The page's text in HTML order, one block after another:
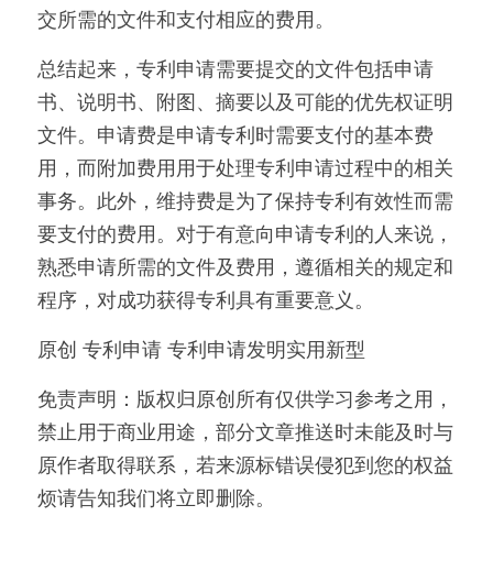
交所需的文件和支付相应的费用。
总结起来，专利申请需要提交的文件包括申请
书、说明书、附图、摘要以及可能的优先权证明
文件。申请费是申请专利时需要支付的基本费
用，而附加费用用于处理专利申请过程中的相关
事务。此外，维持费是为了保持专利有效性而需
要支付的费用。对于有意向申请专利的人来说，
熟悉申请所需的文件及费用，遵循相关的规定和
程序，对成功获得专利具有重要意义。
原创 专利申请 专利申请发明实用新型
免责声明：版权归原创所有仅供学习参考之用，
禁止用于商业用途，部分文章推送时未能及时与
原作者取得联系，若来源标错误侵犯到您的权益
烦请告知我们将立即删除。